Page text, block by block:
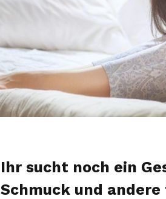
Ihr sucht noch ein
Schmuck und